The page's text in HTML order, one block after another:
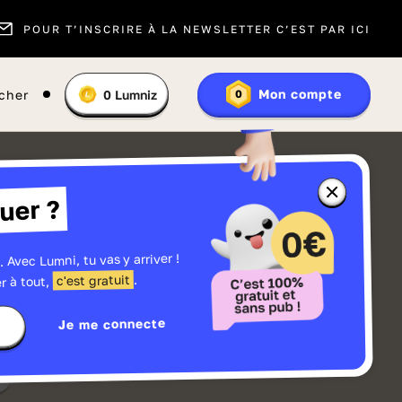
POUR T’INSCRIRE À LA NEWSLETTER C’EST PAR ICI
En
savoir
plus
les
Vous
:
0 Lumniz 0 Mon compte
Fermer
la
fenêtre
sur
Lumniz
?
Lumni, tu vas y arriver !
à tout, c'est gratuit .
Je me connecte